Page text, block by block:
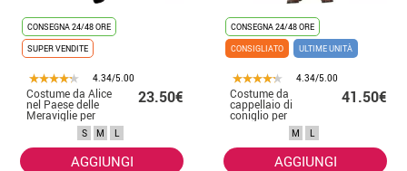
CONSEGNA 24/48 ORE
SUPER VENDITE
4.34/5.00
Costume da Alice
nel Paese delle
Meraviglie per
23.50€
S M L
AGGIUNGI
CONSEGNA 24/48 ORE
CONSIGLIATO
ULTIME UNITÀ
4.34/5.00
Costume da
cappellaio di
coniglio per
uomo
41.50€
M L
AGGIUNGI